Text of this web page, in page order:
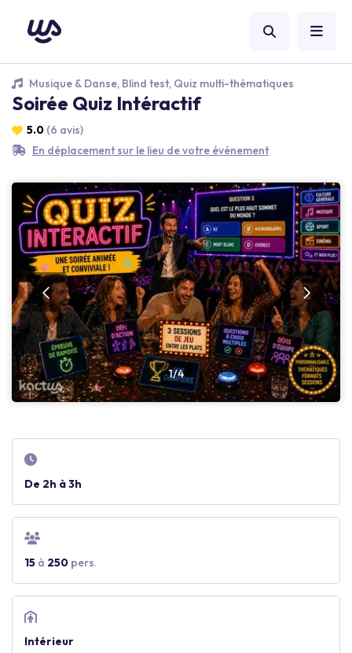
Musique & Danse, Blind test, Quiz multi-thématiques
Soirée Quiz Intéractif
5.0 (6 avis)
En déplacement sur le lieu de votre événement
1/4
De 2h à 3h
15 à 250 pers.
Intérieur